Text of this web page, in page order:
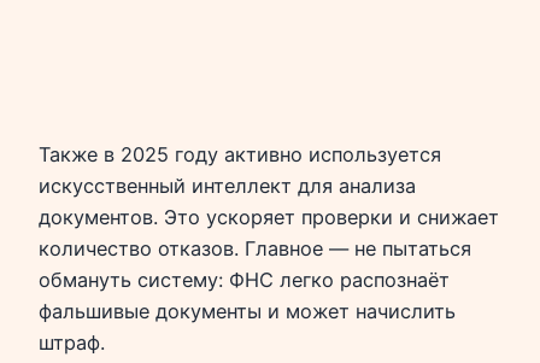
Также в 2025 году активно используется
искусственный интеллект для анализа
документов. Это ускоряет проверки и снижает
количество отказов. Главное — не пытаться
обмануть систему: ФНС легко распознаёт
фальшивые документы и может начислить
штраф.